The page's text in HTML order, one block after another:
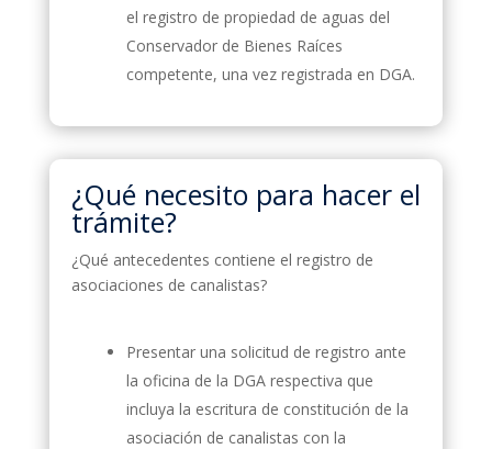
el registro de propiedad de aguas del
Conservador de Bienes Raíces
competente, una vez registrada en DGA.
¿Qué necesito para hacer el
trámite?
¿Qué antecedentes contiene el registro de
asociaciones de canalistas?
Presentar una solicitud de registro ante
la oficina de la DGA respectiva que
incluya la escritura de constitución de la
asociación de canalistas con la